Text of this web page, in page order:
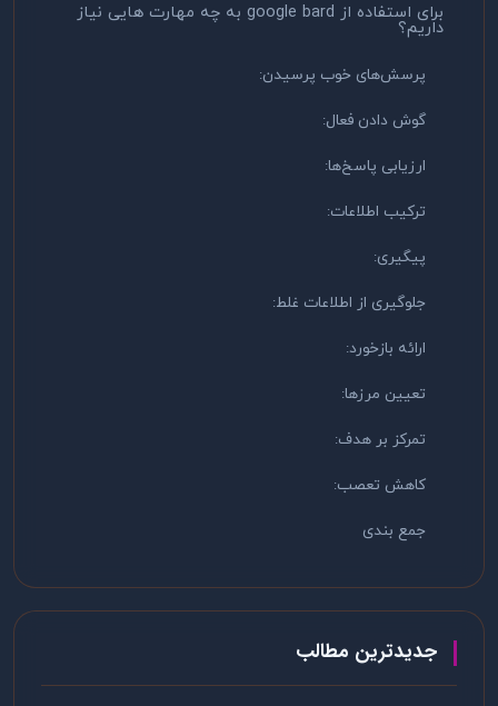
برای استفاده از google bard به چه مهارت هایی نیاز
داریم؟
پرسش‌های خوب پرسیدن:
گوش دادن فعال:
ارزیابی پاسخ‌ها:
ترکیب اطلاعات:
پیگیری:
جلوگیری از اطلاعات غلط:
ارائه بازخورد:
تعیین مرزها:
تمرکز بر هدف:
کاهش تعصب:
جمع بندی
جدیدترین مطالب